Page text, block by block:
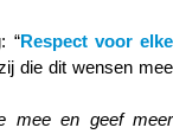
“Respect voor elke
die dit wensen mee
mee en geef meer